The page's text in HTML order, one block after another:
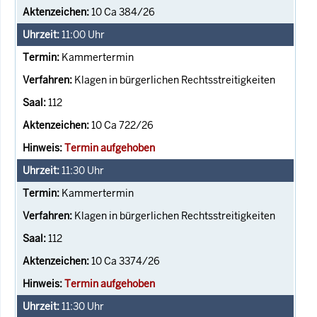
10 Ca 384/26
11:00 Uhr
Kammertermin
Klagen in bürgerlichen Rechtsstreitigkeiten
112
10 Ca 722/26
Termin aufgehoben
11:30 Uhr
Kammertermin
Klagen in bürgerlichen Rechtsstreitigkeiten
112
10 Ca 3374/26
Termin aufgehoben
11:30 Uhr